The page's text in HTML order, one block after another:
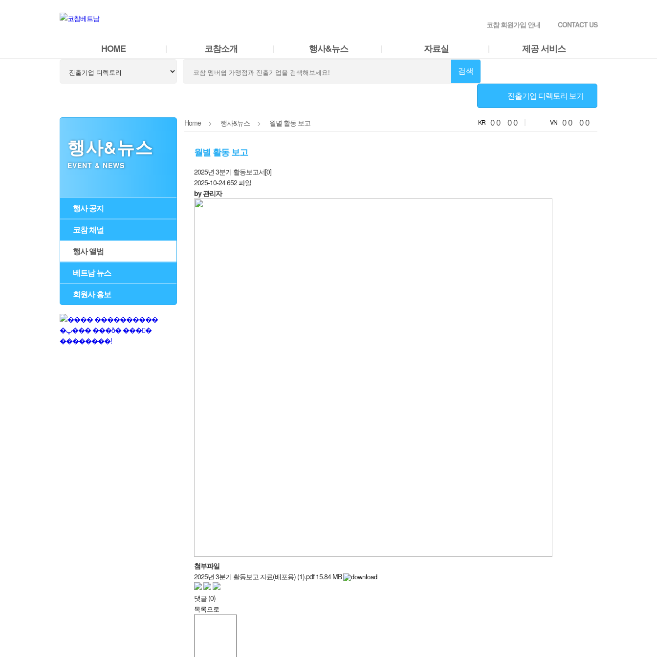
코참 회원가입 안내
CONTACT US
HOME 코참소개 행사&뉴스 자료실 제공 서비스
검색
진출기업 디렉토리 보기
행사&뉴스
EVENT & NEWS
행사 공지
코참 채널
행사 앨범
베트남 뉴스
회원사 홍보
Home > 행사&뉴스 > 월별 활동 보고 KR 00 00 VN 00 00
월별 활동 보고
2025년 3분기 활동보고서[0]
2025-10-24652파일
by 관리자
첨부파일
2025년 3분기 활동보고 자료(배포용) (1).pdf 15.84 MB
댓글 (0)
목록으로